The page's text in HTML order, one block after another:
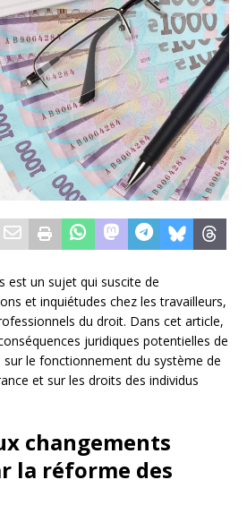
est un sujet qui suscite de
et inquiétudes chez les travailleurs,
du droit. Dans cet article,
juridiques potentielles de
le fonctionnement du système de
et sur les droits des individus
changements
la réforme des